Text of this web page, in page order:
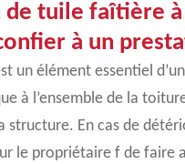
de tuile faîtière à
à un
un élément essentiel
à l’ensemble de la
structure. En cas de
le propriétaire f de faire